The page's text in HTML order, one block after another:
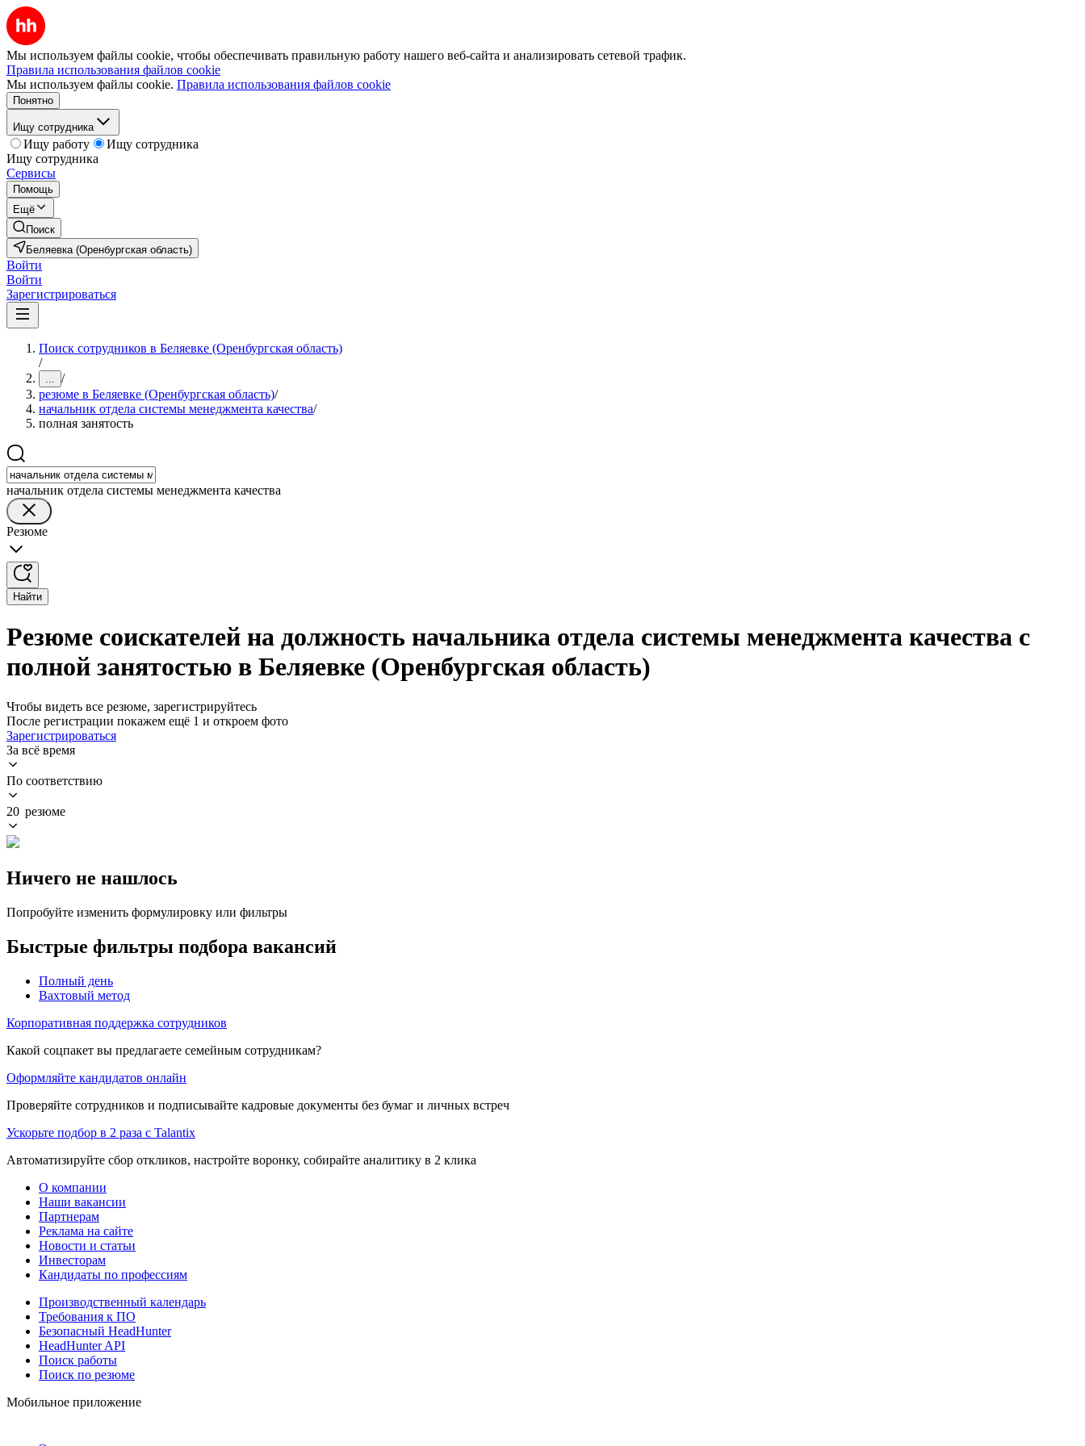
Мы используем файлы cookie, чтобы обеспечивать правильную работу нашего веб-сайта и анализировать сетевой трафик.
Правила использования файлов cookie
Мы используем файлы cookie. Правила использования файлов cookie
Понятно
Ищу сотрудника
Ищу работу
Ищу сотрудника
Ищу сотрудника
Сервисы
Помощь
Ещё
Поиск
Беляевка (Оренбургская область)
Войти
Войти
Зарегистрироваться
Поиск сотрудников в Беляевке (Оренбургская область)
/
... /
резюме в Беляевке (Оренбургская область)/
начальник отдела системы менеджмента качества/
полная занятость
начальник отдела системы менеджмента качества
Резюме
Найти
Резюме соискателей на должность начальника отдела системы менеджмента качества с
полной занятостью в Беляевке (Оренбургская область)
Чтобы видеть все резюме, зарегистрируйтесь
После регистрации покажем ещё 1 и откроем фото
Зарегистрироваться
За всё время
По соответствию
20 резюме
Ничего не нашлось
Попробуйте изменить формулировку или фильтры
Быстрые фильтры подбора вакансий
Полный день
Вахтовый метод
Корпоративная поддержка сотрудников
Какой соцпакет вы предлагаете семейным сотрудникам?
Оформляйте кандидатов онлайн
Проверяйте сотрудников и подписывайте кадровые документы без бумаг и личных встреч
Ускорьте подбор в 2 раза с Talantix
Автоматизируйте сбор откликов, настройте воронку, собирайте аналитику в 2 клика
О компании
Наши вакансии
Партнерам
Реклама на сайте
Новости и статьи
Инвесторам
Кандидаты по профессиям
Производственный календарь
Требования к ПО
Безопасный HeadHunter
HeadHunter API
Поиск работы
Поиск по резюме
Мобильное приложение